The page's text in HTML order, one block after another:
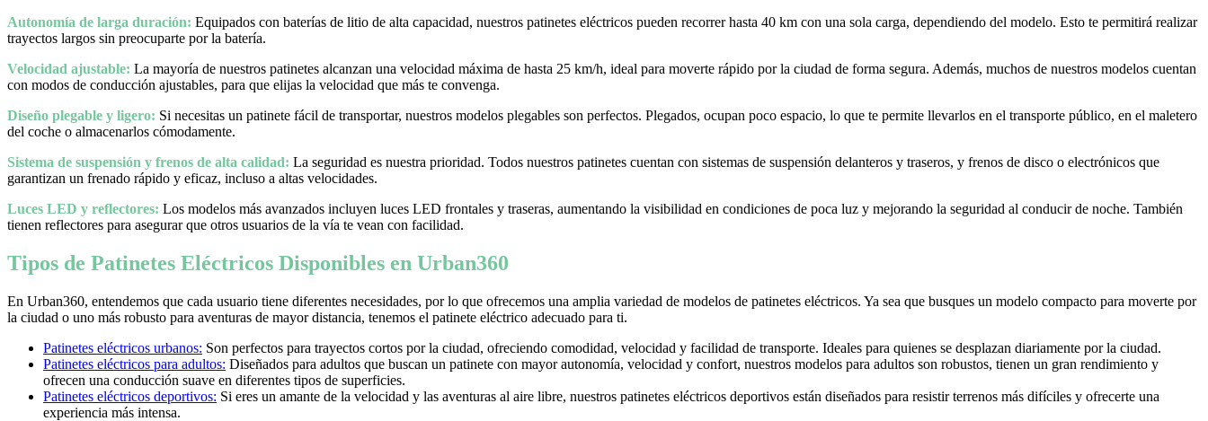
Autonomía de larga duración: Equipados con baterías de litio de alta capacidad, nuestros patinetes eléctricos pueden recorrer hasta 40 km con una sola carga, dependiendo del modelo. Esto te permitirá realizar
trayectos largos sin preocuparte por la batería.
Velocidad ajustable: La mayoría de nuestros patinetes alcanzan una velocidad máxima de hasta 25 km/h, ideal para moverte rápido por la ciudad de forma segura. Además, muchos de nuestros modelos cuentan
con modos de conducción ajustables, para que elijas la velocidad que más te convenga.
Diseño plegable y ligero: Si necesitas un patinete fácil de transportar, nuestros modelos plegables son perfectos. Plegados, ocupan poco espacio, lo que te permite llevarlos en el transporte público, en el maletero
del coche o almacenarlos cómodamente.
Sistema de suspensión y frenos de alta calidad: La seguridad es nuestra prioridad. Todos nuestros patinetes cuentan con sistemas de suspensión delanteros y traseros, y frenos de disco o electrónicos que
garantizan un frenado rápido y eficaz, incluso a altas velocidades.
Luces LED y reflectores: Los modelos más avanzados incluyen luces LED frontales y traseras, aumentando la visibilidad en condiciones de poca luz y mejorando la seguridad al conducir de noche. También
tienen reflectores para asegurar que otros usuarios de la vía te vean con facilidad.
Tipos de Patinetes Eléctricos Disponibles en Urban360
En Urban360, entendemos que cada usuario tiene diferentes necesidades, por lo que ofrecemos una amplia variedad de modelos de patinetes eléctricos. Ya sea que busques un modelo compacto para moverte por
la ciudad o uno más robusto para aventuras de mayor distancia, tenemos el patinete eléctrico adecuado para ti.
Patinetes eléctricos urbanos: Son perfectos para trayectos cortos por la ciudad, ofreciendo comodidad, velocidad y facilidad de transporte. Ideales para quienes se desplazan diariamente por la ciudad.
Patinetes eléctricos para adultos: Diseñados para adultos que buscan un patinete con mayor autonomía, velocidad y confort, nuestros modelos para adultos son robustos, tienen un gran rendimiento y
ofrecen una conducción suave en diferentes tipos de superficies.
Patinetes eléctricos deportivos: Si eres un amante de la velocidad y las aventuras al aire libre, nuestros patinetes eléctricos deportivos están diseñados para resistir terrenos más difíciles y ofrecerte una
experiencia más intensa.